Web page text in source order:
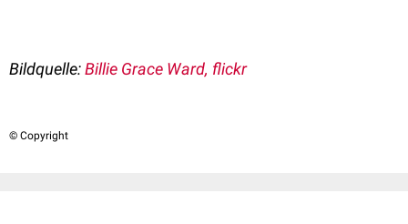
Bildquelle:Billie Grace Ward, flickr
© Copyright